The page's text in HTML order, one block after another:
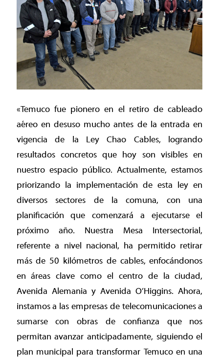
«Temuco fue pionero en el retiro de cableado
aéreo en desuso mucho antes de la entrada en
vigencia de la Ley Chao Cables, logrando
resultados concretos que hoy son visibles en
nuestro espacio público. Actualmente, estamos
priorizando la implementación de esta ley en
diversos sectores de la comuna, con una
planificación que comenzará a ejecutarse el
próximo año. Nuestra Mesa Intersectorial,
referente a nivel nacional, ha permitido retirar
más de 50 kilómetros de cables, enfocándonos
en áreas clave como el centro de la ciudad,
Avenida Alemania y Avenida O’Higgins. Ahora,
instamos a las empresas de telecomunicaciones a
sumarse con obras de confianza que nos
permitan avanzar anticipadamente, siguiendo el
plan municipal para transformar Temuco en una